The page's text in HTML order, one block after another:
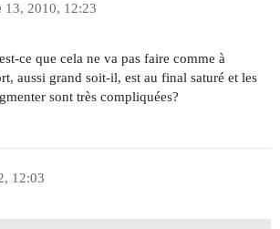
13, 2010, 12:23
ce que cela ne va pas faire comme à
aussi grand soit-il, est au final saturé et les
sont très compliquées?
12:03